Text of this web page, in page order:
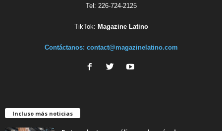
Tel: 226-724-2125
TikTok: Magazine Latino
Contáctanos: contact@magazinelatino.com
Incluso más noticias